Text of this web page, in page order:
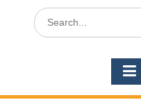
Search
for: